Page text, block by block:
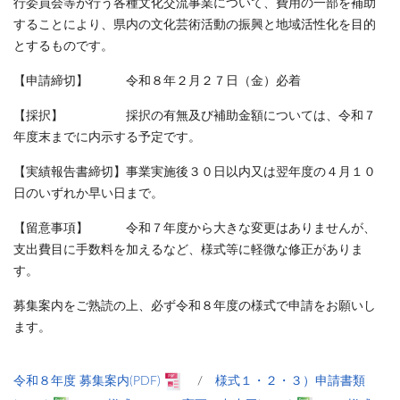
行委員会等が行う各種文化交流事業について、費用の一部を補助
することにより、県内の文化芸術活動の振興と地域活性化を目的
とするものです。
【申請締切】 令和８年２月２７日（金）必着
【採択】 採択の有無及び補助金額については、令和７
年度末までに内示する予定です。
【実績報告書締切】事業実施後３０日以内又は翌年度の４月１０
日のいずれか早い日まで。
【留意事項】 令和７年度から大きな変更はありませんが、
支出費目に手数料を加えるなど、様式等に軽微な修正がありま
す。
募集案内をご熟読の上、必ず令和８年度の様式で申請をお願いし
ます。
令和８年度 募集案内(PDF) / 様式１・２・３）申請書類